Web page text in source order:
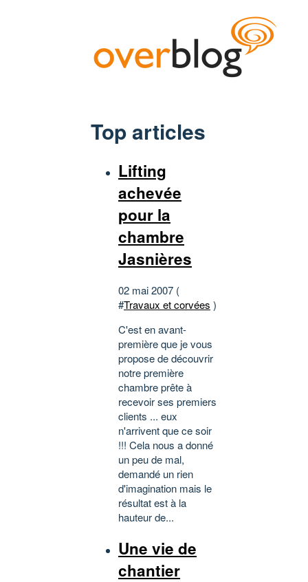
Top articles
Lifting
achevée
pour la
chambre
Jasnières
02 mai 2007 (
#Travaux et corvées )
C'est en avant-
première que je vous
propose de découvrir
notre première
chambre prête à
recevoir ses premiers
clients ... eux
n'arrivent que ce soir
!!! Cela nous a donné
un peu de mal,
demandé un rien
d'imagination mais le
résultat est à la
hauteur de...
Une vie de
chantier